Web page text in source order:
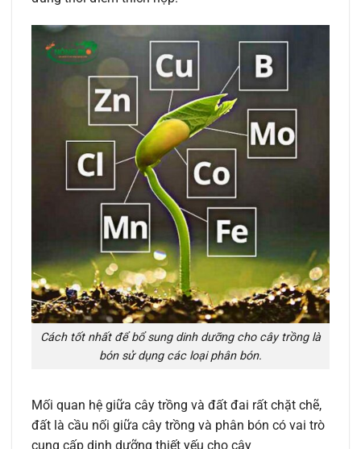
Cách tốt nhất để bổ sung dinh dưỡng cho cây trồng là
bón sử dụng các loại phân bón.
Mối quan hệ giữa cây trồng và đất đai rất chặt chẽ,
đất là cầu nối giữa cây trồng và phân bón có vai trò
cung cấp dinh dưỡng thiết yếu cho cây